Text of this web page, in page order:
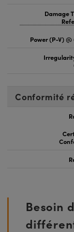
Damage
Power (P-V)
Conformité
Besoin